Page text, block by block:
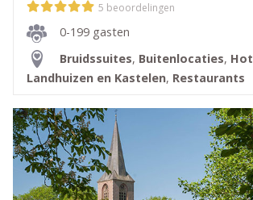
5 beoordelingen
0-199 gasten
Bruidssuites, Buitenlocaties,
Landhuizen en Kastelen, Restaurants